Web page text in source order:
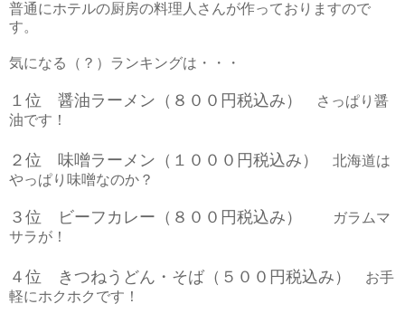
普通にホテルの厨房の料理人さんが作っておりますので
す。
気になる（？）ランキングは・・・
１位 醤油ラーメン（８００円税込み）
さっぱり醤
油です！
２位 味噌ラーメン（１０００円税込み）
北海道は
やっぱり味噌なのか？
３位 ビーフカレー（８００円税込み）
ガラムマ
サラが！
４位 きつねうどん・そば（５００円税込み）
お手
軽にホクホクです！